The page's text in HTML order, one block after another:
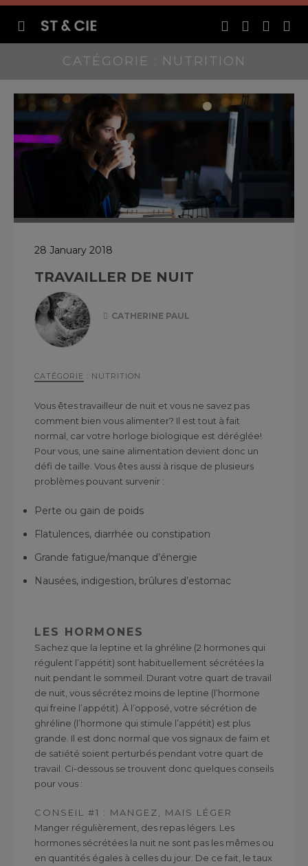
CATÉGORIE : NUTRITION
28 January 2018
TRAVAILLER DE NUIT
CATHERINE PAUL
CATÉGORIE : NUTRITION
Vous êtes travailleur de nuit et vous ne savez pas
comment bien vous alimenter? Il est tout à fait
normal, car votre horloge biologique est déréglée!
Pour vous, une saine alimentation devient donc un
défi de taille. Vous êtes aussi à risque de plusieurs
problèmes pouvant survenir :
Perte ou gain de poids
Flatulences, diarrhée ou constipation
Grande fatigue/manque d’énergie
Nausées, indigestion, brûlures d’estomac
LES HORMONES
Sachez que la leptine et la ghréline (2 hormones qui
régulent l’appétit) sont habituellement sécrétées la
nuit pendant le sommeil. Durant votre quart de travail
de nuit, vous sécrétez moins de leptine (l’hormone
qui freine l’appétit). À l’opposé, votre sécrétion de
ghréline (l’hormone qui stimule l’appétit) est plus
grande. Il est donc normal que vos signaux de faim et
de satiété soient perturbés pendant votre quart de
travail. Ci-dessous se trouvent donc quelques conseils
pour vous :
CONSEIL #1 : MANGEZ, MAIS LÉGER
Manger régulièrement, des repas légers. Les
hormones sécrétées la nuit ne sont pas les mêmes ou
en quantités égales à celles du jour. De ce fait, le taux